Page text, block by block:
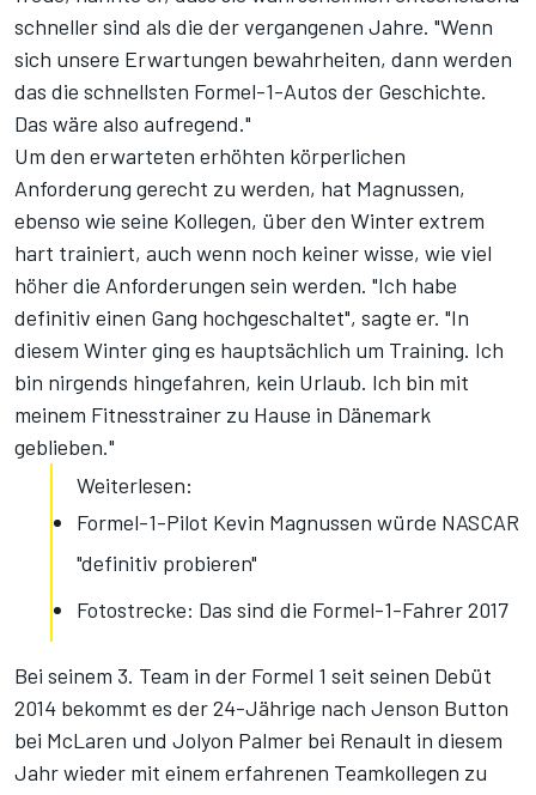
schneller sind als die der vergangenen Jahre. "Wenn
sich unsere Erwartungen bewahrheiten, dann werden
das die schnellsten Formel-1-Autos der Geschichte.
Das wäre also aufregend."
Um den erwarteten erhöhten körperlichen
Anforderung gerecht zu werden, hat Magnussen,
ebenso wie seine Kollegen, über den Winter extrem
hart trainiert, auch wenn noch keiner wisse, wie viel
höher die Anforderungen sein werden. "Ich habe
definitiv einen Gang hochgeschaltet", sagte er. "In
diesem Winter ging es hauptsächlich um Training. Ich
bin nirgends hingefahren, kein Urlaub. Ich bin mit
meinem Fitnesstrainer zu Hause in Dänemark
geblieben."
Weiterlesen:
Formel-1-Pilot Kevin Magnussen würde NASCAR
"definitiv probieren"
Fotostrecke: Das sind die Formel-1-Fahrer 2017
Bei seinem 3. Team in der Formel 1 seit seinen Debüt
2014 bekommt es der 24-Jährige nach Jenson Button
bei McLaren und Jolyon Palmer bei Renault in diesem
Jahr wieder mit einem erfahrenen Teamkollegen zu